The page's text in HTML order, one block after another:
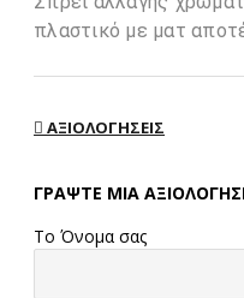
πλαστικό με ματ
ΑΞΙΟΛΟΓΉΣΕΙΣ
ΓΡΆΨΤΕ ΜΙΑ
Το Όνομα σας